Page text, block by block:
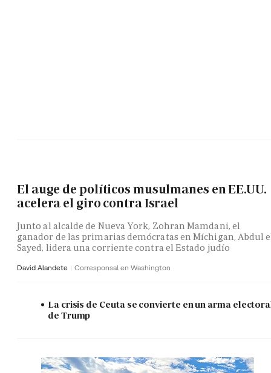
El auge de políticos musulmanes en EE.UU.
acelera el giro contra Israel
Junto al alcalde de Nueva York, Zohran Mamdani, el
ganador de las primarias demócratas en Míchigan, Abdul
Sayed, lidera una corriente contra el Estado judío
David Alandete Corresponsal en Washington
La crisis de Ceuta se convierte en un arma
de Trump